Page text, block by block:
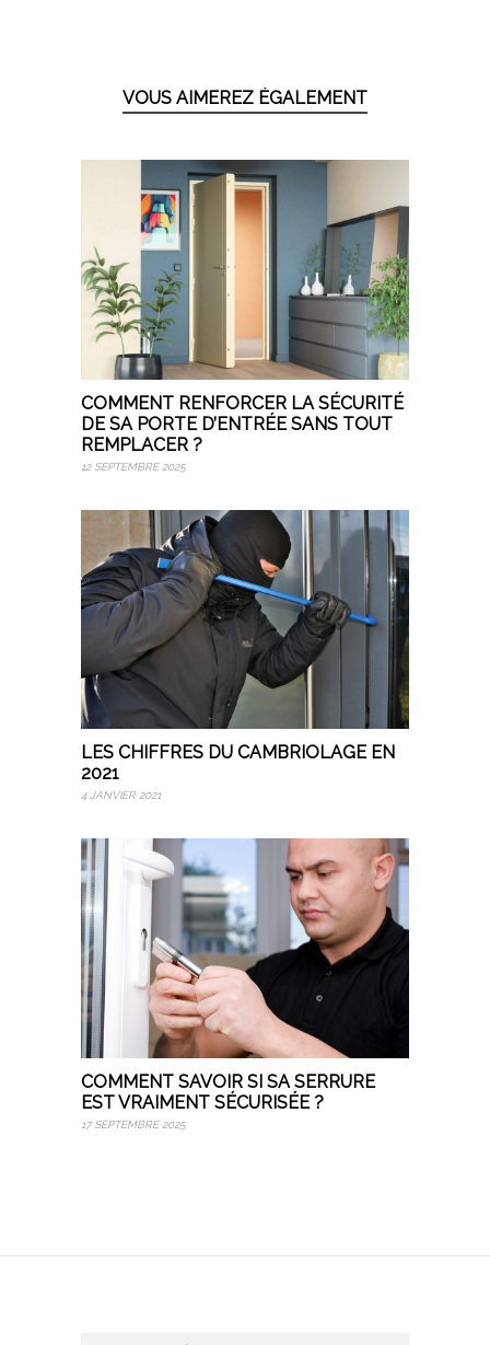
VOUS AIMEREZ ÉGALEMENT
COMMENT RENFORCER LA SÉCURITÉ
DE SA PORTE D’ENTRÉE SANS TOUT
REMPLACER ?
12 SEPTEMBRE 2025
LES CHIFFRES DU CAMBRIOLAGE EN
2021
4 JANVIER 2021
COMMENT SAVOIR SI SA SERRURE
EST VRAIMENT SÉCURISÉE ?
17 SEPTEMBRE 2025